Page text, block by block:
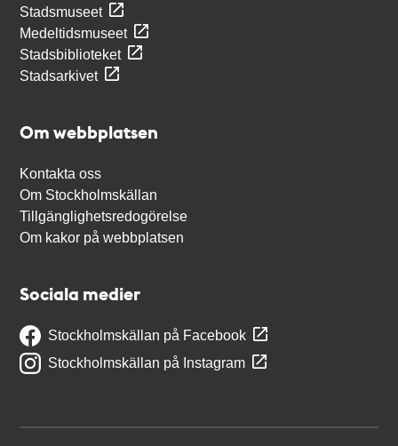
Stadsmuseet
Medeltidsmuseet
Stadsbiblioteket
Stadsarkivet
Om webbplatsen
Kontakta oss
Om Stockholmskällan
Tillgänglighetsredogörelse
Om kakor på webbplatsen
Sociala medier
Stockholmskällan på Facebook
Stockholmskällan på Instagram